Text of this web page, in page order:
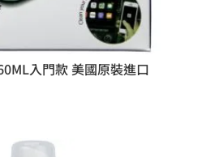
入門款 美國原裝進口